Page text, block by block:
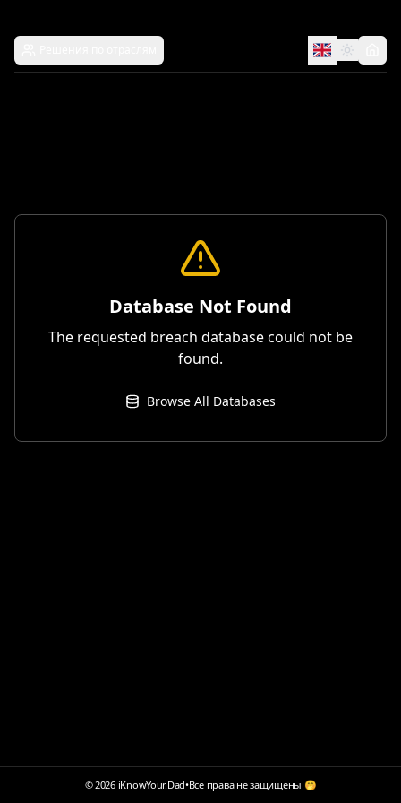
Database Not Found
The requested breach database could not be
found.
Browse All Databases
© 2026 iKnowYour.Dad•Все права не защищены 🤭